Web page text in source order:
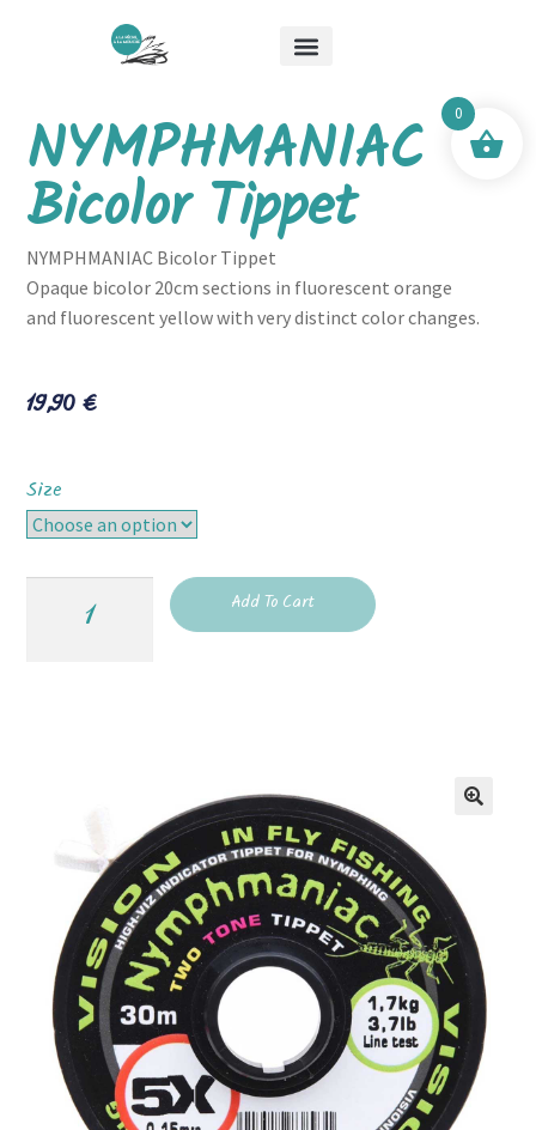
NYMPHMANIAC
Bicolor Tippet
NYMPHMANIAC Bicolor Tippet
Opaque bicolor 20cm sections in fluorescent orange
and fluorescent yellow with very distinct color changes.
19,90€
Size
Add To Cart
0